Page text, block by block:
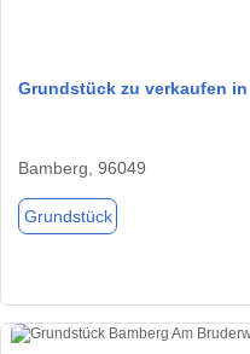
Grundstück zu verkaufen in
Bamberg, 96049
Grundstück